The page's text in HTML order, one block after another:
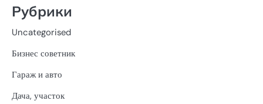
Рубрики
Uncategorised
Бизнес советник
Гараж и авто
Дача, участок